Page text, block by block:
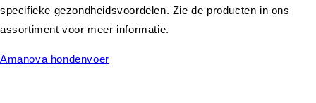
specifieke gezondheidsvoordelen. Zie de producten in ons
assortiment voor meer informatie.
Amanova hondenvoer